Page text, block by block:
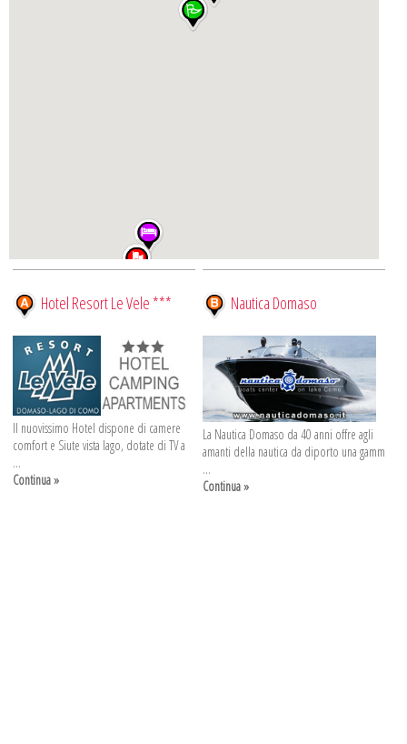
Hotel Resort Le Vele ***
Il nuovissimo Hotel dispone di camere
comfort e Siute vista lago, dotate di TV a
...
Continua »
Nautica Domaso
La Nautica Domaso da 40 anni offre agli
amanti della nautica da diporto una gamm
...
Continua »